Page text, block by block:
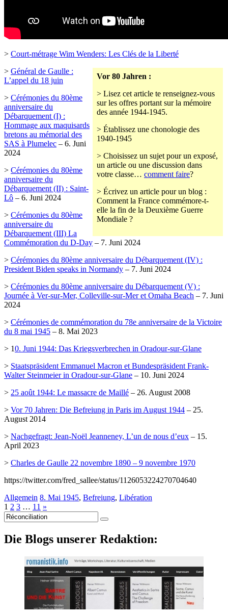
> Court-métrage Wim Wenders: Les Clés de la Liberté
Vor 80 Jahren :
> Lisez cet article te renseignez-vous
sur les offres portant sur la mémoire
des année 1944-1945.
> Établissez une chonologie des
1940-1945
> Choisissez un sujet pour un exposé,
un article ou une discussion dans
votre classe… comment faire?
> Écrivez un article pour un blog :
Comment la France commémore-t-
elle la fin de la Deuxième Guerre
Mondiale ?
> Général de Gaulle :
L’appel du 18 juin
> Cérémonies du 80ème
anniversaire du
Débarquement (I) :
Hommage aux maquisards
bretons au mémorial des
SAS à Plumelec – 6. Juni
2024
> Cérémonies du 80ème
anniversaire du
Débarquement (II) : Saint-
Lô – 6. Juni 2024
> Cérémonies du 80ème
anniversaire du
Débarquement (III) La
Commémoration du D-Day – 7. Juni 2024
> Cérémonies du 80ème anniversaire du Débarquement (IV) :
President Biden speaks in Normandy – 7. Juni 2024
> Cérémonies du 80ème anniversaire du Débarquement (V) :
Journée à Ver-sur-Mer, Colleville-sur-Mer et Omaha Beach – 7. Juni
2024
> Cérémonies de commémoration du 78e anniversaire de la Victoire
du 8 mai 1945 – 8. Mai 2023
> 10. Juni 1944: Das Kriegsverbrechen in Oradour-sur-Glane
> Staatspräsident Emmanuel Macron et Bundespräsident Frank-
Walter Steinmeier in Oradour-sur-Glane – 10. Juni 2024
> 25 août 1944: Le massacre de Maillé – 26. August 2008
> Vor 70 Jahren: Die Befreiung in Paris im August 1944 – 25.
August 2014
> Nachgefragt: Jean-Noël Jeanneney, L’un de nous d’eux – 15.
April 2023
> Charles de Gaulle 22 novembre 1890 – 9 novembre 1970
https://twitter.com/fred_sallee/status/1126053224270704640
Allgemein 8. Mai 1945, Befreiung, Libération
1 2 3 … 11 »
Suche
nach:
Die Blogs unserer Redaktion: